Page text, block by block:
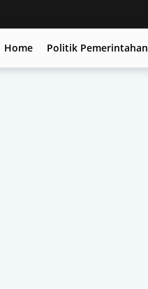
Home Politik Pemerintahan